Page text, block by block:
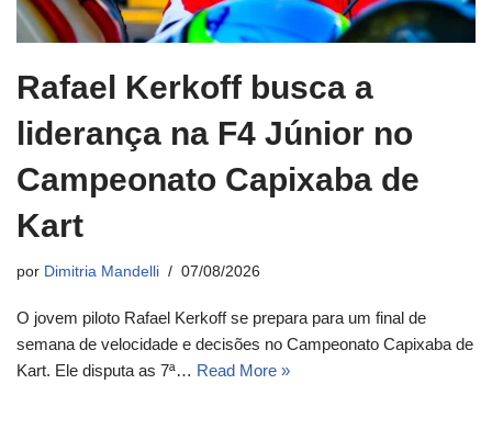
Rafael Kerkoff busca a
liderança na F4 Júnior no
Campeonato Capixaba de
Kart
por Dimitria Mandelli 07/08/2026
O jovem piloto Rafael Kerkoff se prepara para um final de
semana de velocidade e decisões no Campeonato Capixaba de
Kart. Ele disputa as 7ª… Read More »